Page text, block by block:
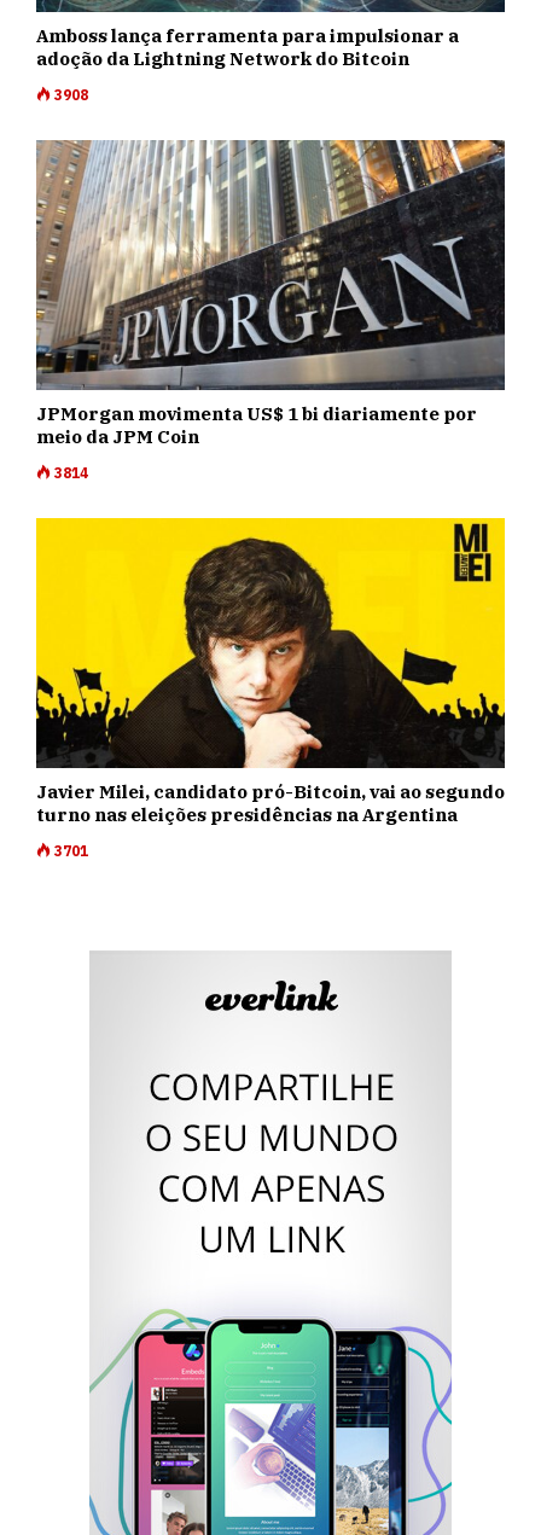
Amboss lança ferramenta para impulsionar a
adoção da Lightning Network do Bitcoin
3908
JPMorgan movimenta US$ 1 bi diariamente por
meio da JPM Coin
3814
Javier Milei, candidato pró-Bitcoin, vai ao segundo
turno nas eleições presidências na Argentina
3701